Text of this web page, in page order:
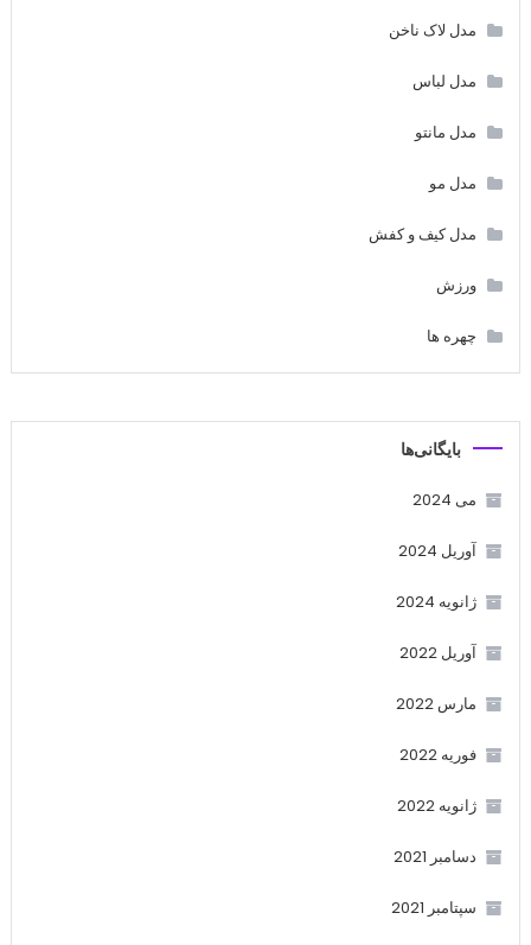
مدل لاک ناخن
مدل لباس
مدل مانتو
مدل مو
مدل کیف و کفش
ورزش
چهره ها
بایگانی‌ها
می 2024
آوریل 2024
ژانویه 2024
آوریل 2022
مارس 2022
فوریه 2022
ژانویه 2022
دسامبر 2021
سپتامبر 2021